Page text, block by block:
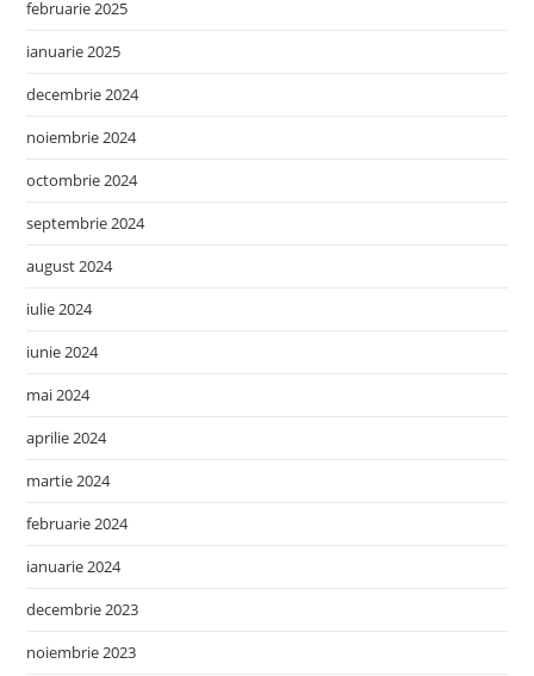
februarie 2025
ianuarie 2025
decembrie 2024
noiembrie 2024
octombrie 2024
septembrie 2024
august 2024
iulie 2024
iunie 2024
mai 2024
aprilie 2024
martie 2024
februarie 2024
ianuarie 2024
decembrie 2023
noiembrie 2023